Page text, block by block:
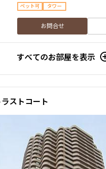
ペット可 タワー
お問合せ
すべてのお部屋を表示
ストコート